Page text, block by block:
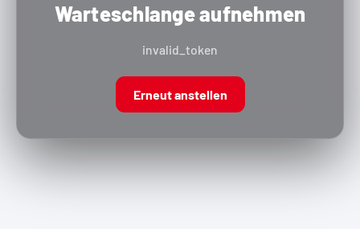
Warteschlange aufnehmen
invalid_token
Erneut anstellen